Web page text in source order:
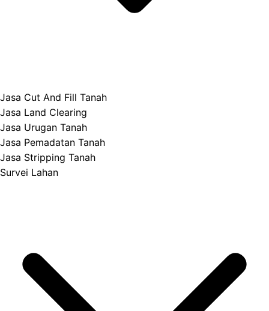
Jasa Cut And Fill Tanah
Jasa Land Clearing
Jasa Urugan Tanah
Jasa Pemadatan Tanah
Jasa Stripping Tanah
Survei Lahan